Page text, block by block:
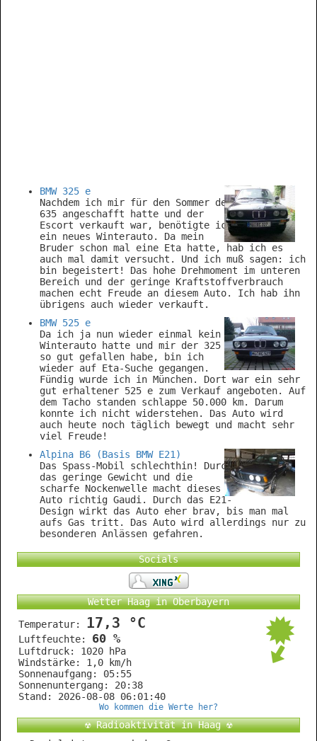
BMW 325 e
Nachdem ich mir für den Sommer den
635 angeschafft hatte und der
Escort verkauft war, benötigte ich
ein neues Winterauto. Da mein
Bruder schon mal eine Eta hatte, hab ich es
auch mal damit versucht. Und ich muß sagen: ich
bin begeistert! Das hohe Drehmoment im unteren
Bereich und der geringe Kraftstoffverbrauch
machen echt Freude an diesem Auto. Ich hab ihn
übrigens auch wieder verkauft.
BMW 525 e
Da ich ja nun wieder einmal kein
Winterauto hatte und mir der 325 e
so gut gefallen habe, bin ich
wieder auf Eta-Suche gegangen.
Fündig wurde ich in München. Dort war ein sehr
gut erhaltener 525 e zum Verkauf angeboten. Auf
dem Tacho standen schlappe 50.000 km. Darum
konnte ich nicht widerstehen. Das Auto wird
auch heute noch täglich bewegt und macht sehr
viel Freude!
Alpina B6 (Basis BMW E21)
Das Spass-Mobil schlechthin! Durch
das geringe Gewicht und die
scharfe Nockenwelle macht dieses
Auto richtig Gaudi. Durch das E21-
Design wirkt das Auto eher brav, bis man mal
aufs Gas tritt. Das Auto wird allerdings nur zu
besonderen Anlässen gefahren.
Socials
Wetter Haag in Oberbayern
Temperatur: 17,3 °C
Luftfeuchte: 60 %
Luftdruck: 1020 hPa
Windstärke: 1,0 km/h
Sonnenaufgang: 05:55
Sonnenuntergang: 20:38
Stand: 2026-08-08 06:01:40
Wo kommen die Werte her?
☢ Radioaktivität in Haag ☢